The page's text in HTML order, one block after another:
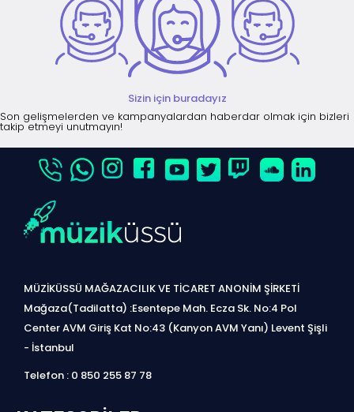
Sizin için buradayız
Son gelişmelerden ve kampanyalardan haberdar olmak için bizleri
takip etmeyi unutmayın!
MÜZİKÜSSÜ MAĞAZACILIK VE TİCARET ANONİM ŞİRKETİ
Mağaza(Tadilatta) :Esentepe Mah. Ecza Sk. No:4 Pol
Center AVM Giriş Kat No:43 (Kanyon AVM Yanı) Levent Şişli
- İstanbul
Telefon : 0 850 255 87 78